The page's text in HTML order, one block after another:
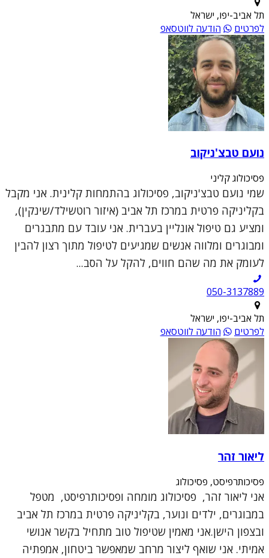
תל אביב-יפו, ישראל
לפרטים
הודעה לווטסאפ
נועם טבצ'ניקוב
פסיכולוג קליני
שמי נועם טבצ'ניקוב, פסיכולוג בהתמחות קלינית. אני מקבל
בקליניקה פרטית במרכז תל אביב (איזור רוטשילד/שינקין),
ומציע גם טיפול אונליין בעברית. אני עובד עם מתבגרים
ומבוגרים ומלווה אנשים שמגיעים לטיפול מתוך רצון להבין
לעומק את מה שהם חווים, להקל על הסב...
050-3137889
תל אביב-יפו, ישראל
לפרטים
הודעה לווטסאפ
ליאור זהר
פסיכותרפיסט, פסיכולוג
אני ליאור זהר, פסיכולוג מומחה ופסיכותרפיסט, מטפל
במבוגרים, ילדים ונוער, בקליניקה פרטית במרכז תל אביב
ובצפון הישן.אני מאמין שטיפול טוב מתחיל בקשר אנושי
אמיתי. אני שואף ליצור מרחב שמאפשר ביטחון, אמפתיה